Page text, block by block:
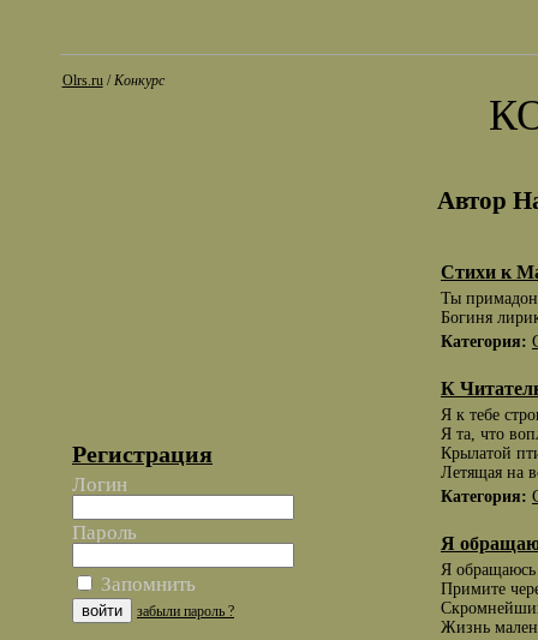
Olrs.ru/Конкурс
Регистрация
Логин
Пароль
Запомнить
забыли пароль ?
Автор
Стихи к
Ты
Богиня
Категория:
К
Я к тебе
Я та, что
Крылатой
Летящая на
Категория:
Я
Я
Примите
Жизнь